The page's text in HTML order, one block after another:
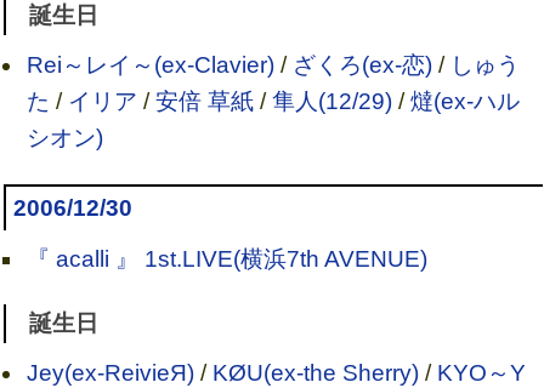
誕生日
Rei～レイ～(ex-Clavier)/ ざくろ(ex-恋)/ しゅう
た / イリア /安倍 草紙/隼人(12/29)/燵(ex-ハル
シオン)
2006/12/30
『 acalli 』 1st.LIVE(横浜7th AVENUE)
誕生日
Jey(ex-ReivieЯ)/ KØU(ex-the Sherry)/ KYO～Y